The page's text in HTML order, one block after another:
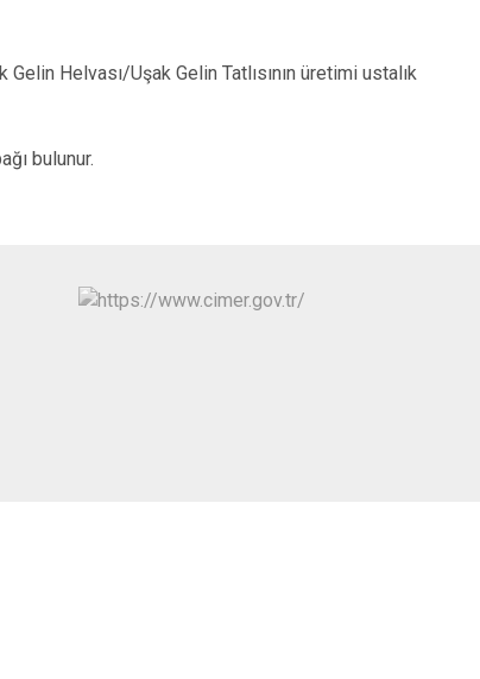
Helvası/Uşak Gelin Tatlısının üretimi ustalık
bulunur.